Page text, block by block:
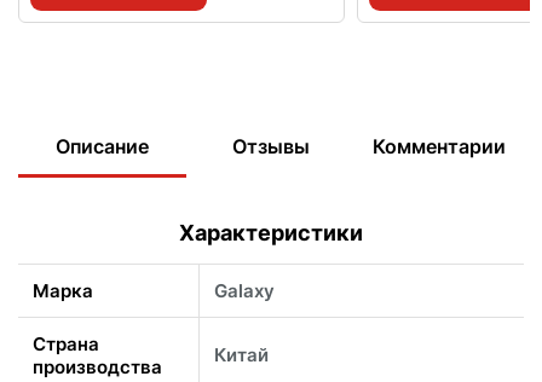
Описание Отзывы Комментарии
Характеристики
Марка Galaxy
Страна
производства
Китай